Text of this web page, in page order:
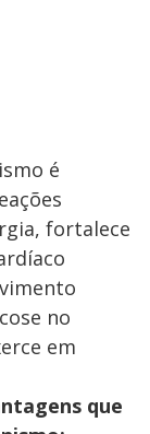
é
fortalece
no
em
que